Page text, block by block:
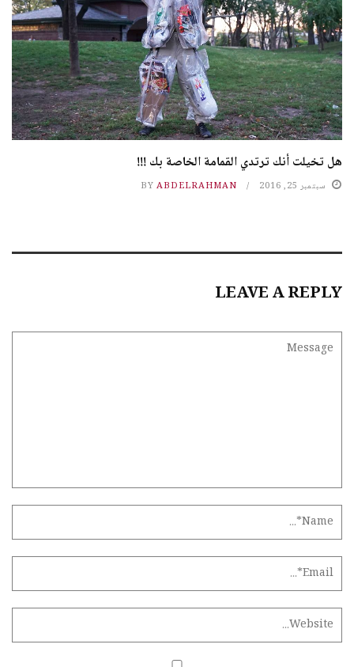
هل تخيلت أنك ترتدي القمامة الخاصة بك !!!
سبتمبر 25, 2016 BY ABDELRAHMAN
LEAVE A REPLY